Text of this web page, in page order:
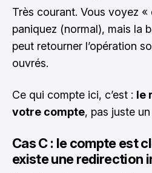
Très courant. Vous voyez
paniquez (normal), mais la
peut retourner l’opération
ouvrés.
Ce qui compte ici, c’est : le
votre compte, pas juste
Cas C : le compte est
existe une redirection